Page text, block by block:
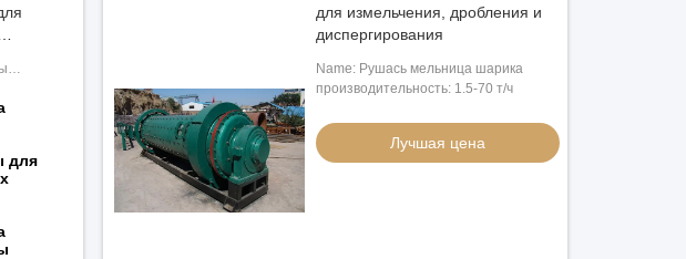
SAG)
для
для измельчения, дробления и
диспергирования
Name: Рушась мельница шарика
производительность: 1.5-70 т/ч
Лучшая цена